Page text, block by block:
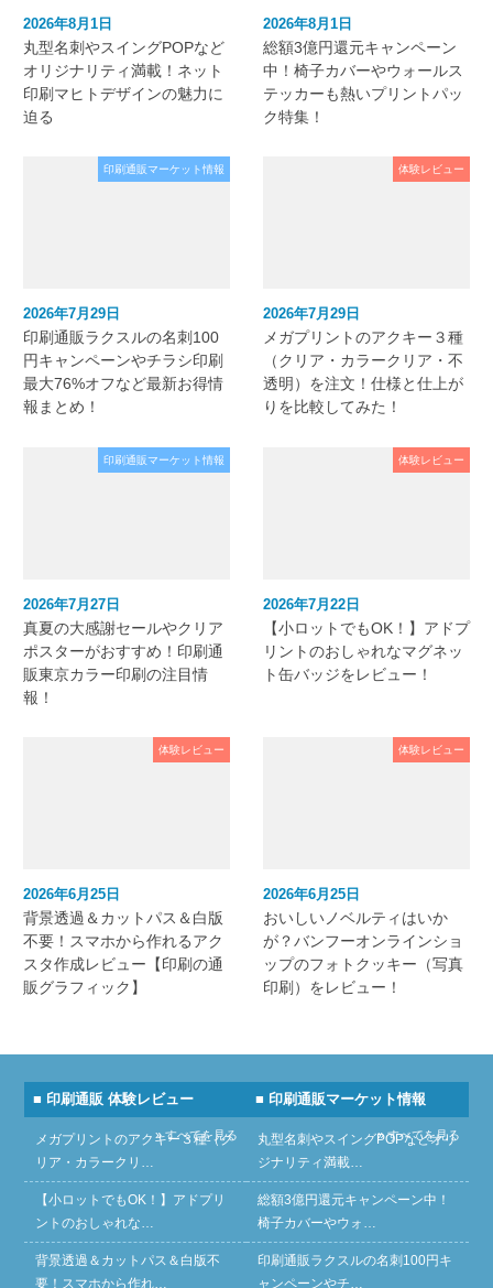
2026年8月1日
丸型名刺やスイングPOPなど
オリジナリティ満載！ネット
印刷マヒトデザインの魅力に
迫る
2026年8月1日
総額3億円還元キャンペーン
中！椅子カバーやウォールス
テッカーも熱いプリントパッ
ク特集！
印刷通販マーケット情報
2026年7月29日
印刷通販ラクスルの名刺100
円キャンペーンやチラシ印刷
最大76%オフなど最新お得情
報まとめ！
体験レビュー
2026年7月29日
メガプリントのアクキー３種
（クリア・カラークリア・不
透明）を注文！仕様と仕上が
りを比較してみた！
印刷通販マーケット情報
2026年7月27日
真夏の大感謝セールやクリア
ポスターがおすすめ！印刷通
販東京カラー印刷の注目情
報！
体験レビュー
2026年7月22日
【小ロットでもOK！】アドプ
リントのおしゃれなマグネッ
ト缶バッジをレビュー！
体験レビュー
2026年6月25日
背景透過＆カットパス＆白版
不要！スマホから作れるアク
スタ作成レビュー【印刷の通
販グラフィック】
体験レビュー
2026年6月25日
おいしいノベルティはいか
が？バンフーオンラインショ
ップのフォトクッキー（写真
印刷）をレビュー！
■ 印刷通販 体験レビュー
» すべてを見る
メガプリントのアクキー３種（ク
リア・カラークリ…
【小ロットでもOK！】アドプリ
ントのおしゃれな…
背景透過＆カットパス＆白版不
要！スマホから作れ…
■ 印刷通販マーケット情報
» すべてを見る
丸型名刺やスイングPOPなどオリ
ジナリティ満載…
総額3億円還元キャンペーン中！
椅子カバーやウォ…
印刷通販ラクスルの名刺100円キ
ャンペーンやチ…